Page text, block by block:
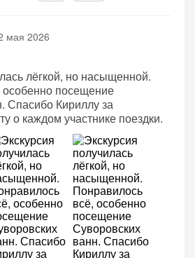
мая 2026
лёгкой, но насыщенной.
посещение
Спасибо Кириллу за
о каждом участнике поездки.